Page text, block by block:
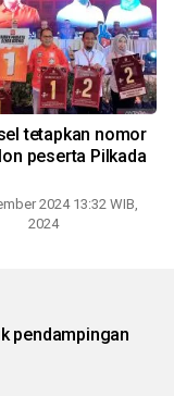
tetapkan nomor
peserta Pilkada
2024 13:32 WIB,
2024
pendampingan